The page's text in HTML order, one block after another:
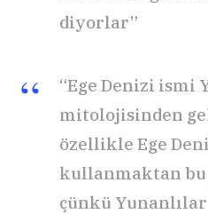
diyorlar”
“Ege Denizi ismi
mitolojisinden
özellikle Ege
kullanmaktan bu
çünkü